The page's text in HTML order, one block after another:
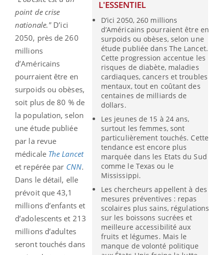
L'ESSENTIEL
D’ici 2050, 260 millions
d’Américains pourraient être en
surpoids ou obèses, selon une
étude publiée dans The Lancet.
Cette progression accentue les
risques de diabète, maladies
cardiaques, cancers et troubles
mentaux, tout en coûtant des
centaines de milliards de
dollars.
Les jeunes de 15 à 24 ans,
surtout les femmes, sont
particulièrement touchés. Cette
tendance est encore plus
marquée dans les Etats du Sud
comme le Texas ou le
Mississippi.
Les chercheurs appellent à des
mesures préventives : repas
scolaires plus sains, régulations
sur les boissons sucrées et
meilleure accessibilité aux
fruits et légumes. Mais le
manque de volonté politique
point de crise
nationale." D’ici
2050, près de 260
millions
d’Américains
pourraient être en
surpoids ou obèses,
soit plus de 80 % de
la population, selon
une étude publiée
par la revue
médicale The Lancet
et repérée par CNN.
Dans le détail, elle
prévoit que 43,1
millions d’enfants et
d’adolescents et 213
millions d’adultes
seront touchés dans